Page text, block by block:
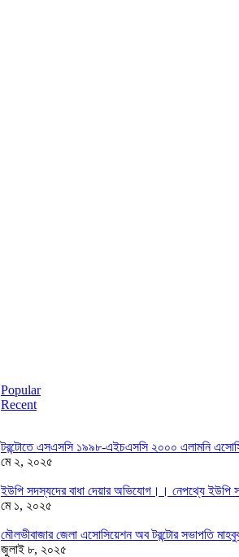
Popular
Recent
টরন্টোতে এসএসসি ১৯৯৮-এইচএসসি ২০০০ এলামনি
মে ২, ২০২৫
ইউপি সদস্যদের বাধা দেয়ার অভিযোগ।। নেপথ্যে ইউপি
মে ১, ২০২৫
মৌলভীবাজার জেলা এসোসিয়েশন অব টরন্টোর সভাপতি
জুলাই ৮, ২০২৫